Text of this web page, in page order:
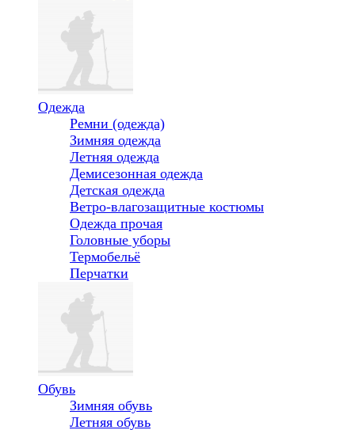
Одежда
Ремни (одежда)
Зимняя одежда
Летняя одежда
Демисезонная одежда
Детская одежда
Ветро-влагозащитные костюмы
Одежда прочая
Головные уборы
Термобельё
Перчатки
Обувь
Зимняя обувь
Летняя обувь